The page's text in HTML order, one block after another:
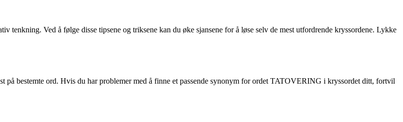
Ved å følge disse tipsene og triksene kan du øke sjansene for å løse selv de mest utfordrende kryssordene. Lykke
bestemte ord. Hvis du har problemer med å finne et passende synonym for ordet TATOVERING i kryssordet ditt, fortvil